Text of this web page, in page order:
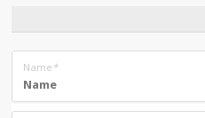
Name *